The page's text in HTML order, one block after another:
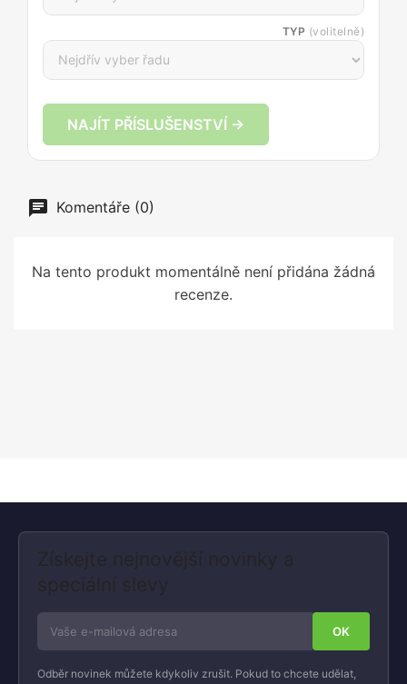
TYP (volitelně)
NAJÍT PŘÍSLUŠENSTVÍ →
Komentáře (0)
Na tento produkt momentálně není přidána žádná
recenze.
Získejte nejnovější novinky a
speciální slevy
Odběr novinek můžete kdykoliv zrušit. Pokud to chcete udělat,